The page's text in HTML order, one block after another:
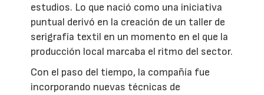
estudios. Lo que nació como una iniciativa
puntual derivó en la creación de un taller de
serigrafía textil en un momento en el que la
producción local marcaba el ritmo del sector.
Con el paso del tiempo, la compañía fue
incorporando nuevas técnicas de